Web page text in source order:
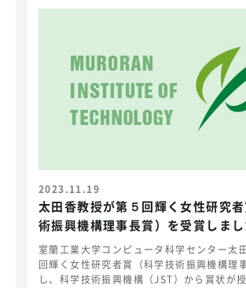
から、審査委員による一次審査、編集委員
「RMA-CREO処理を適用したCu-Cr-Zr合金
Cu-Cr-Zr合金に適用し、その後に二段時効
とで、従来の熱処理よりも短時間でかつ高
ことを示すとともに、その強化機構を明ら
＜受賞者コメント＞先生の多大なるご支援
2023.11.19
太田香教授が第５回輝く女性研究
術振興機構理事長賞）を受賞しまし
室蘭工業大学コンピュータ科学センター太
回輝く女性研究者賞（科学技術振興機構理
し、科学技術振興機構（JST）から賞状が